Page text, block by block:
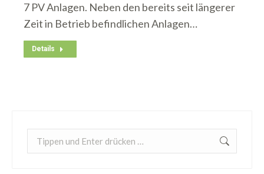
7 PV Anlagen. Neben den bereits seit längerer
Zeit in Betrieb befindlichen Anlagen…
Details
Search: